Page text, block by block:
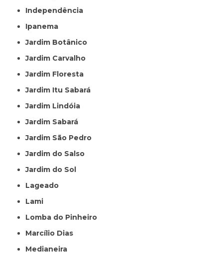
Independência
Ipanema
Jardim Botânico
Jardim Carvalho
Jardim Floresta
Jardim Itu Sabará
Jardim Lindóia
Jardim Sabará
Jardim São Pedro
Jardim do Salso
Jardim do Sol
Lageado
Lami
Lomba do Pinheiro
Marcílio Dias
Medianeira